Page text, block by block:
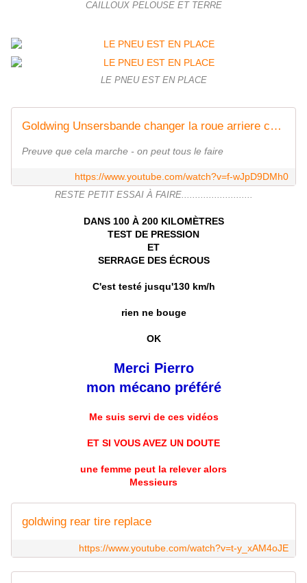
CAILLOUX PELOUSE ET TERRE
LE PNEU EST EN PLACE
Goldwing Unsersbande changer la roue arriere cela marche
Preuve que cela marche - on peut tous le faire
https://www.youtube.com/watch?v=f-wJpD9DMh0
RESTE PETIT ESSAI À FAIRE..........................
DANS 100 À 200 KILOMÈTRES
TEST DE PRESSION
ET
SERRAGE DES ÉCROUS
C'est testé jusqu'130 km/h
rien ne bouge
OK
Merci Pierro
mon mécano préféré
Me suis servi de ces vidéos
ET SI VOUS AVEZ UN DOUTE
une femme peut la relever alors
Messieurs
goldwing rear tire replace
https://www.youtube.com/watch?v=t-y_xAM4oJE